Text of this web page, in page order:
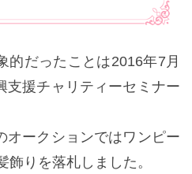
的だったことは2016年7月
支援チャリティーセミナー
オークションではワンピー
りを落札しました。